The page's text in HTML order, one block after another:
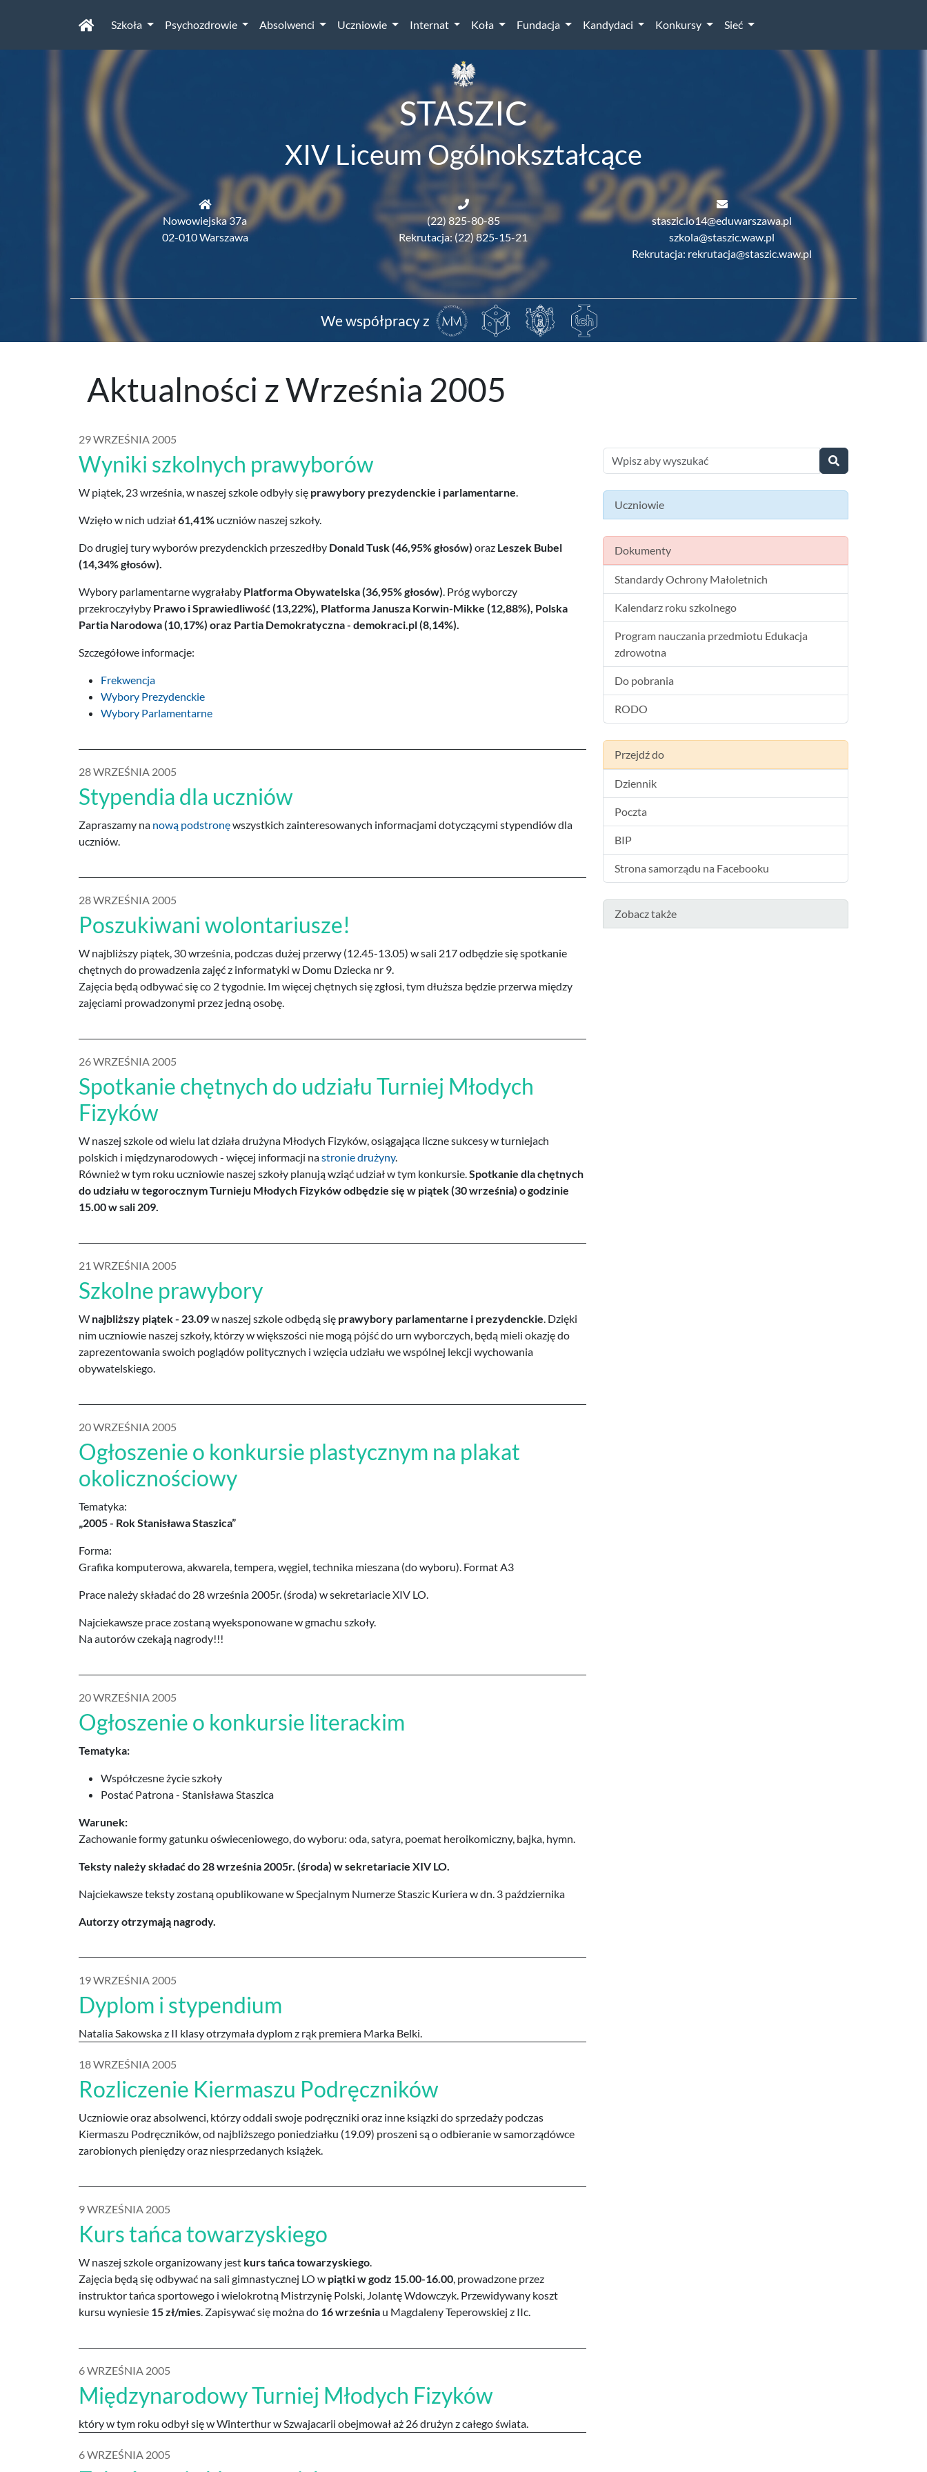
Szkoła Psychozdrowie Absolwenci Uczniowie Internat Koła Fundacja Kandydaci Konkursy Sieć
STASZIC
XIV Liceum Ogólnokształcące
Nowowiejska 37a
02-010 Warszawa
(22) 825-80-85
Rekrutacja: (22) 825-15-21
staszic.lo14@eduwarszawa.pl
szkola@staszic.waw.pl
Rekrutacja: rekrutacja@staszic.waw.pl
We współpracy z
Aktualności z Września 2005
29 WRZEŚNIA 2005
Wyniki szkolnych prawyborów
W piątek, 23 września, w naszej szkole odbyły się prawybory prezydenckie i parlamentarne.
Wzięło w nich udział61,41% uczniów naszej szkoły.
Do drugiej tury wyborów prezydenckich przeszedłby Donald Tusk (46,95% głosów) oraz Leszek Bubel
(14,34% głosów).
Wybory parlamentarne wygrałaby Platforma Obywatelska (36,95% głosów). Próg wyborczy
przekroczyłyby Prawo i Sprawiedliwość (13,22%), Platforma Janusza Korwin-Mikke (12,88%), Polska
Partia Narodowa (10,17%) oraz Partia Demokratyczna - demokraci.pl (8,14%).
Szczegółowe informacje:
Frekwencja
Wybory Prezydenckie
Wybory Parlamentarne
28 WRZEŚNIA 2005
Stypendia dla uczniów
Zapraszamy na nową podstronęwszystkich zainteresowanych informacjami dotyczącymi stypendiów dla
uczniów.
28 WRZEŚNIA 2005
Poszukiwani wolontariusze!
W najbliższy piątek, 30 września, podczas dużej przerwy (12.45-13.05) w sali 217 odbędzie się spotkanie
chętnych do prowadzenia zajęć z informatyki w Domu Dziecka nr 9.
Zajęcia będą odbywać się co 2 tygodnie. Im więcej chętnych się zgłosi, tym dłuższa będzie przerwa między
zajęciami prowadzonymi przez jedną osobę.
26 WRZEŚNIA 2005
Spotkanie chętnych do udziału Turniej Młodych
Fizyków
W naszej szkole od wielu lat działa drużyna Młodych Fizyków, osiągająca liczne sukcesy w turniejach
polskich i międzynarodowych - więcej informacji nastronie drużyny.
Również w tym roku uczniowie naszej szkoły planują wziąć udział w tym konkursie.Spotkanie dla chętnych
do udziału w tegorocznym Turnieju Młodych Fizyków odbędzie się w piątek (30 września) o godzinie
15.00 w sali 209.
21 WRZEŚNIA 2005
Szkolne prawybory
W najbliższy piątek - 23.09w naszej szkole odbędą się prawybory parlamentarne i prezydenckie. Dzięki
nim uczniowie naszej szkoły, którzy w większości nie mogą pójść do urn wyborczych, będą mieli okazję do
zaprezentowania swoich poglądów politycznych i wzięcia udziału we wspólnej lekcji wychowania
obywatelskiego.
20 WRZEŚNIA 2005
Ogłoszenie o konkursie plastycznym na plakat
okolicznościowy
Tematyka:
„2005 - Rok Stanisława Staszica”
Forma:
Grafika komputerowa, akwarela, tempera, węgiel, technika mieszana (do wyboru). Format A3
Prace należy składać do 28 września 2005r. (środa) w sekretariacie XIV LO.
Najciekawsze prace zostaną wyeksponowane w gmachu szkoły.
Na autorów czekają nagrody!!!
20 WRZEŚNIA 2005
Ogłoszenie o konkursie literackim
Tematyka:
Współczesne życie szkoły
Postać Patrona - Stanisława Staszica
Warunek:
Zachowanie formy gatunku oświeceniowego, do wyboru: oda, satyra, poemat heroikomiczny, bajka, hymn.
Teksty należy składać do 28 września 2005r. (środa) w sekretariacie XIV LO.
Najciekawsze teksty zostaną opublikowane w Specjalnym Numerze Staszic Kuriera w dn. 3 października
Autorzy otrzymają nagrody.
19 WRZEŚNIA 2005
Dyplom i stypendium
Natalia Sakowska z II klasy otrzymała dyplom z rąk premiera Marka Belki.
18 WRZEŚNIA 2005
Rozliczenie Kiermaszu Podręczników
Uczniowie oraz absolwenci, którzy oddali swoje podręczniki oraz inne ksiązki do sprzedaży podczas
Kiermaszu Podręczników, od najbliższego poniedziałku (19.09) proszeni są o odbieranie w samorządówce
zarobionych pieniędzy oraz niesprzedanych książek.
9 WRZEŚNIA 2005
Kurs tańca towarzyskiego
W naszej szkole organizowany jest kurs tańca towarzyskiego.
Zajęcia będą się odbywać na sali gimnastycznej LO w piątki w godz 15.00-16.00, prowadzone przez
instruktor tańca sportowego i wielokrotną Mistrzynię Polski, Jolantę Wdowczyk. Przewidywany koszt
kursu wyniesie 15 zł/mies. Zapisywać się można do 16 września u Magdaleny Teperowskiej z IIc.
6 WRZEŚNIA 2005
Międzynarodowy Turniej Młodych Fizyków
który w tym roku odbył się w Winterthur w Szwajacarii obejmował aż 26 drużyn z całego świata.
6 WRZEŚNIA 2005
Uczniowie
Dokumenty
Standardy Ochrony Małoletnich
Kalendarz roku szkolnego
Program nauczania przedmiotu Edukacja
zdrowotna
Do pobrania
RODO
Przejdź do
Dziennik
Poczta
BIP
Strona samorządu na Facebooku
Zobacz także